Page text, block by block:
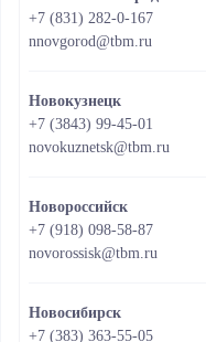
+7 (831) 282-0-167
nnovgorod@tbm.ru
Новокузнецк
+7 (3843) 99-45-01
novokuznetsk@tbm.ru
Новороссийск
+7 (918) 098-58-87
novorossisk@tbm.ru
Новосибирск
+7 (383) 363-55-05